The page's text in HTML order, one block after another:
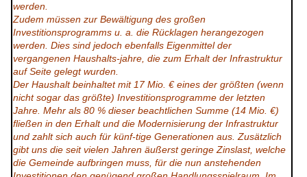
werden.
Zudem müssen zur Bewältigung des großen
Investitionsprogramms u. a. die Rücklagen herangezogen
werden. Dies sind jedoch ebenfalls Eigenmittel der
vergangenen Haushalts-jahre, die zum Erhalt der Infrastruktur
auf Seite gelegt wurden.
Der Haushalt beinhaltet mit 17 Mio. € eines der größten (wenn
nicht sogar das größte) Investitionsprogramme der letzten
Jahre. Mehr als 80 % dieser beachtlichen Summe (14 Mio. €)
fließen in den Erhalt und die Modernisierung der Infrastruktur
und zahlt sich auch für künf-tige Generationen aus. Zusätzlich
gibt uns die seit vielen Jahren äußerst geringe Zinslast, welche
die Gemeinde aufbringen muss, für die nun anstehenden